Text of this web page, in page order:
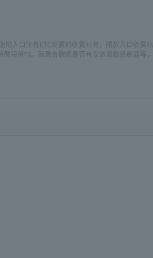
入口沒有ETC裝置的收費站時，請於入口收費
段折扣。職員會確認是否有安裝車載感應器等